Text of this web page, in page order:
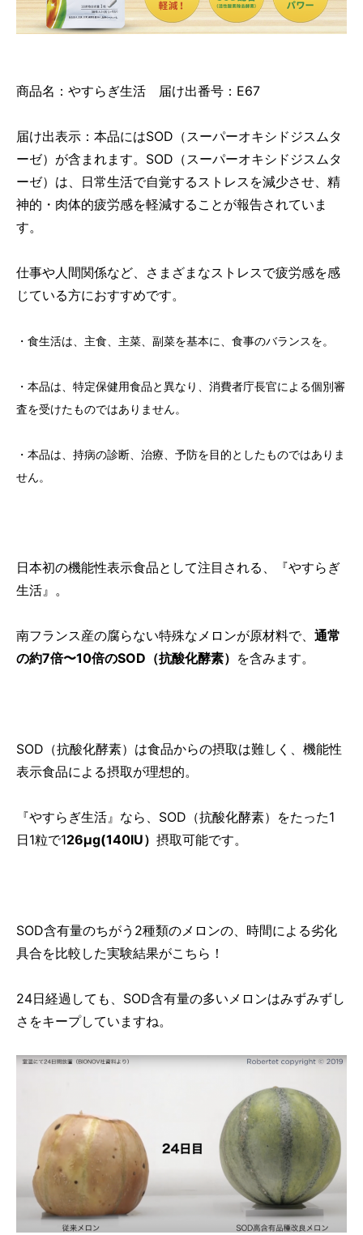
商品名：やすらぎ生活 届け出番号：E67
届け出表示：本品にはSOD（スーパーオキシドジスムタ
ーゼ）が含まれます。SOD（スーパーオキシドジスムタ
ーゼ）は、日常生活で自覚するストレスを減少させ、精
神的・肉体的疲労感を軽減することが報告されていま
す。
仕事や人間関係など、さまざまなストレスで疲労感を感
じている方におすすめです。
・食生活は、主食、主菜、副菜を基本に、食事のバランスを。
・本品は、特定保健用食品と異なり、消費者庁長官による個別審
査を受けたものではありません。
・本品は、持病の診断、治療、予防を目的としたものではありま
せん。
日本初の機能性表示食品として注目される、『やすらぎ
生活』。
南フランス産の腐らない特殊なメロンが原材料で、 通常
の約7倍〜10倍のSOD（抗酸化酵素） を含みます。
SOD（抗酸化酵素）は食品からの摂取は難しく、機能性
表示食品による摂取が理想的。
『やすらぎ生活』なら、 SOD（抗酸化酵素）をたった1
日1粒で126µg(140IU） 摂取可能です。
SOD含有量のちがう2種類のメロンの、時間による劣化
具合を比較した実験結果がこちら！
24日経過しても、SOD含有量の多いメロンはみずみずし
さをキープしていますね。